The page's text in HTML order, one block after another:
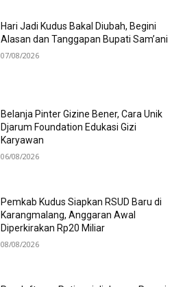
Hari Jadi Kudus Bakal Diubah, Begini
Alasan dan Tanggapan Bupati Sam’ani
07/08/2026
Belanja Pinter Gizine Bener, Cara Unik
Djarum Foundation Edukasi Gizi
Karyawan
06/08/2026
Pemkab Kudus Siapkan RSUD Baru di
Karangmalang, Anggaran Awal
Diperkirakan Rp20 Miliar
08/08/2026